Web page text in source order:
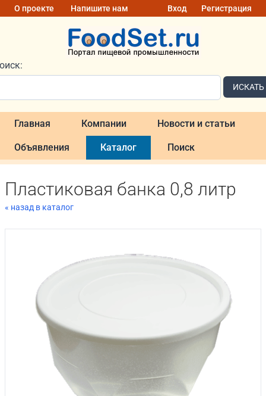
О проекте Напишите нам Вход Регистрация
ИСКАТЬ
Главная Компании Новости и статьи
Объявления Каталог Поиск
Пластиковая банка 0,8 литр
« назад в каталог